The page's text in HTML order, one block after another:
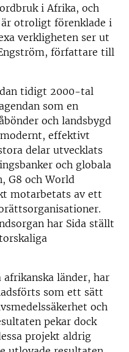
i Afrika, och
otroligt förenklade i
verkligheten ser ut
författare till
tidigt 2000-tal
som en
och landsbygd
effektivt
delar utvecklats
och globala
G8 och World
motarbetats av ett
har Sida ställt
länder, har
som ett sätt
och
pekar dock
projekt aldrig